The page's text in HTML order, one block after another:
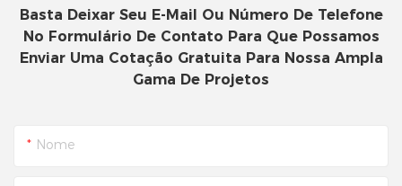
Basta Deixar Seu E-Mail Ou Número De Telefone
No Formulário De Contato Para Que Possamos
Enviar Uma Cotação Gratuita Para Nossa Ampla
Gama De Projetos
Nome